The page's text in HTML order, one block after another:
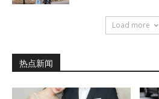
Load more
热点新闻